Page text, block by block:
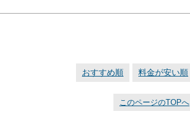
おすすめ順 料金が安い順
このページのTOPへ